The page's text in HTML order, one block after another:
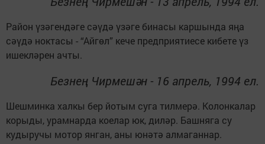
Район үзәгендәге сәүдә үзәге бинасы каршында яңа
сәүдә ноктасы - “Айгөл” кече предприятиесе кибете үз
ишекләрен ачты.
Безнең Чирмешән - 16 апрель, 1994 ел.
Шешминка халкы бер йотым суга тилмерә. Колонкалар
корыды, урамнарда коелар юк, диләр. Башняга су
кудыручы мотор янган, аны юнәтә алмаганнар.